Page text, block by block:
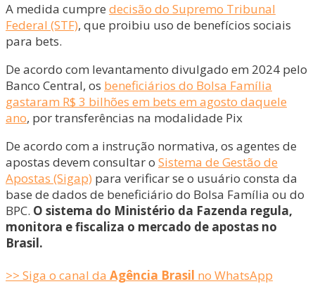
A medida cumpre decisão do Supremo Tribunal
Federal (STF), que proibiu uso de benefícios sociais
para bets.
De acordo com levantamento divulgado em 2024 pelo
Banco Central, os beneficiários do Bolsa Família
gastaram R$ 3 bilhões em bets em agosto daquele
ano, por transferências na modalidade Pix
De acordo com a instrução normativa, os agentes de
apostas devem consultar o Sistema de Gestão de
Apostas (Sigap) para verificar se o usuário consta da
base de dados de beneficiário do Bolsa Família ou do
BPC. O sistema do Ministério da Fazenda regula,
monitora e fiscaliza o mercado de apostas no
Brasil.
>> Siga o canal da Agência Brasil no WhatsApp